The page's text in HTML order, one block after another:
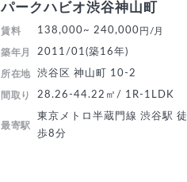
パークハビオ渋谷神山町
賃料 138,000~ 240,000 円/月
築年月 2011/01(築16年)
所在地 渋谷区 神山町 10-2
間取り 28.26-44.22㎡/ 1R-1LDK
最寄駅
東京メトロ半蔵門線 渋谷駅 徒
歩8分